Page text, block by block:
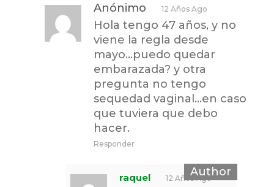
Anónimo 12 Años Ago
Hola tengo 47 años, y no
viene la regla desde
mayo…puedo quedar
embarazada? y otra
pregunta no tengo
sequedad vaginal…en caso
que tuviera que debo
hacer.
Responder
raquel 12 Años Ago